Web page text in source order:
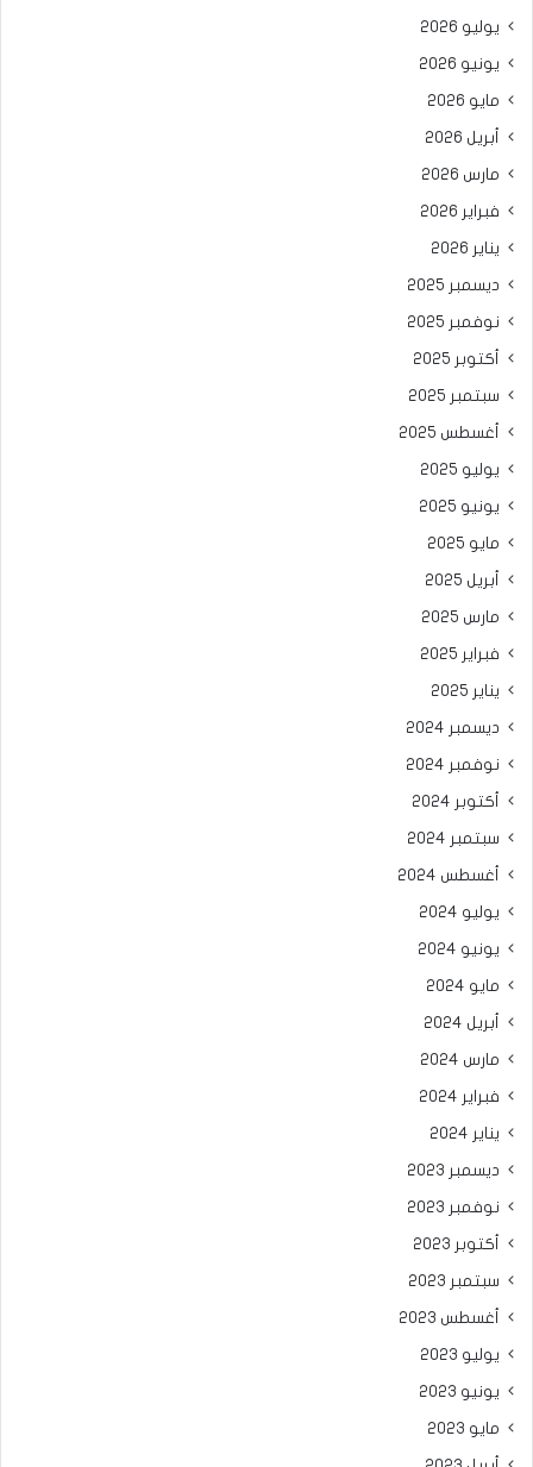
يوليو 2026
يونيو 2026
مايو 2026
أبريل 2026
مارس 2026
فبراير 2026
يناير 2026
ديسمبر 2025
نوفمبر 2025
أكتوبر 2025
سبتمبر 2025
أغسطس 2025
يوليو 2025
يونيو 2025
مايو 2025
أبريل 2025
مارس 2025
فبراير 2025
يناير 2025
ديسمبر 2024
نوفمبر 2024
أكتوبر 2024
سبتمبر 2024
أغسطس 2024
يوليو 2024
يونيو 2024
مايو 2024
أبريل 2024
مارس 2024
فبراير 2024
يناير 2024
ديسمبر 2023
نوفمبر 2023
أكتوبر 2023
سبتمبر 2023
أغسطس 2023
يوليو 2023
يونيو 2023
مايو 2023